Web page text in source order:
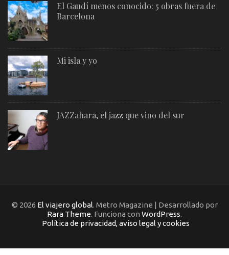
El Gaudí menos conocido: 5 obras fuera de
Barcelona
Mi isla y yo
JAZZahara, el jazz que vino del sur
© 2026 El viajero global. Metro Magazine | Desarrollado por
Rara Theme. Funciona con WordPress.
Política de privacidad, aviso legal y cookies